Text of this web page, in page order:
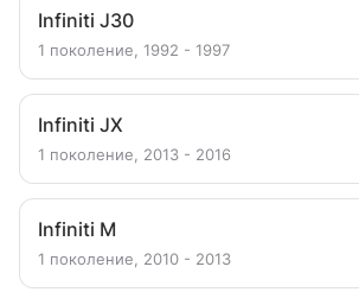
Infiniti J30
1 поколение, 1992 - 1997
Infiniti JX
1 поколение, 2013 - 2016
Infiniti M
1 поколение, 2010 - 2013